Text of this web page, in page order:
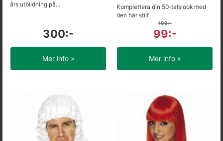
års utbildning på...
300:-
Mer info »
Komplettera din 50-talslook med
den här stilf
199:-
99:-
Mer info »